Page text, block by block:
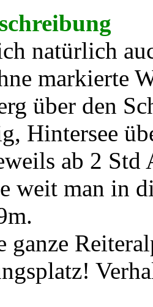
natürlich
markierte
über den
Hintersee
ab 2
weit man in
ganze